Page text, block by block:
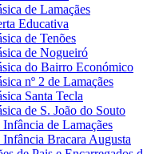
de Lamaçães
Educativa
de Tenões
de Nogueiró
do Bairro Económico
nº 2 de Lamaçães
Santa Tecla
de S. João do Souto
Infância de Lamaçães
Infância Bracara Augusta